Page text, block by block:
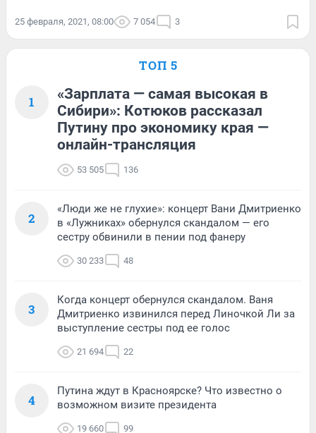
25 февраля, 2021, 08:00 7 054 3
ТОП 5
1
«Зарплата — самая высокая в
Сибири»: Котюков рассказал
Путину про экономику края —
онлайн-трансляция
53 505 136
2
«Люди же не глухие»: концерт Вани Дмитриенко
в «Лужниках» обернулся скандалом — его
сестру обвинили в пении под фанеру
30 233 48
3
Когда концерт обернулся скандалом. Ваня
Дмитриенко извинился перед Линочкой Ли за
выступление сестры под ее голос
21 694 22
4
Путина ждут в Красноярске? Что известно о
возможном визите президента
19 660 99